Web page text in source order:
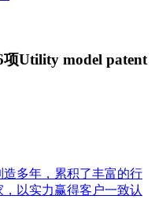
项Utility model patent
多年，累积了丰富的行
以实力赢得客户一致认